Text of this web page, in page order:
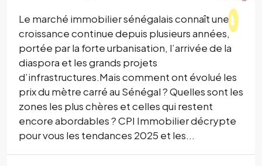
Le marché immobilier sénégalais connaît une
croissance continue depuis plusieurs années,
portée par la forte urbanisation, l’arrivée de la
diaspora et les grands projets
d’infrastructures.Mais comment ont évolué les
prix du mètre carré au Sénégal ? Quelles sont les
zones les plus chères et celles qui restent
encore abordables ? CPI Immobilier décrypte
pour vous les tendances 2025 et les...